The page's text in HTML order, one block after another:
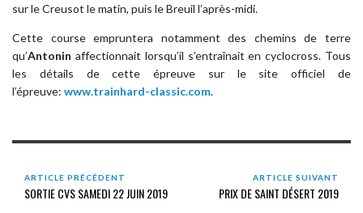
sur le Creusot le matin, puis le Breuil l’après-midi.
Cette course empruntera notamment des chemins de terre
qu’Antonin affectionnait lorsqu’il s’entraînait en cyclocross. Tous
les détails de cette épreuve sur le site officiel de
l’épreuve: www.trainhard-classic.com.
ARTICLE PRÉCÉDENT
SORTIE CVS SAMEDI 22 JUIN 2019
ARTICLE SUIVANT
PRIX DE SAINT DÉSERT 2019